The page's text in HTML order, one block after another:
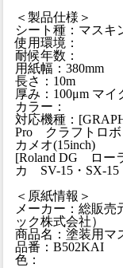
＜製品仕様＞
シート種：マスキ
使用環境：
耐候年数：
用紙幅：380mm
長さ：10m
厚み：100μm マ
カラー：
対応機種：
Pro クラフトロ
カメオ(15inch)
[Roland DG ロ
カ SV-15・SX-15
＜原紙情報＞
メーカー：総販
ック株式会社）
商品名：塗装用マ
品番：B502KAI
色：